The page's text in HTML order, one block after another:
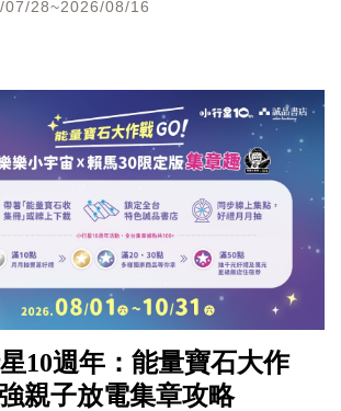
07/28~2026/08/16
10週年：能量寶石大作
親子放電集章攻略